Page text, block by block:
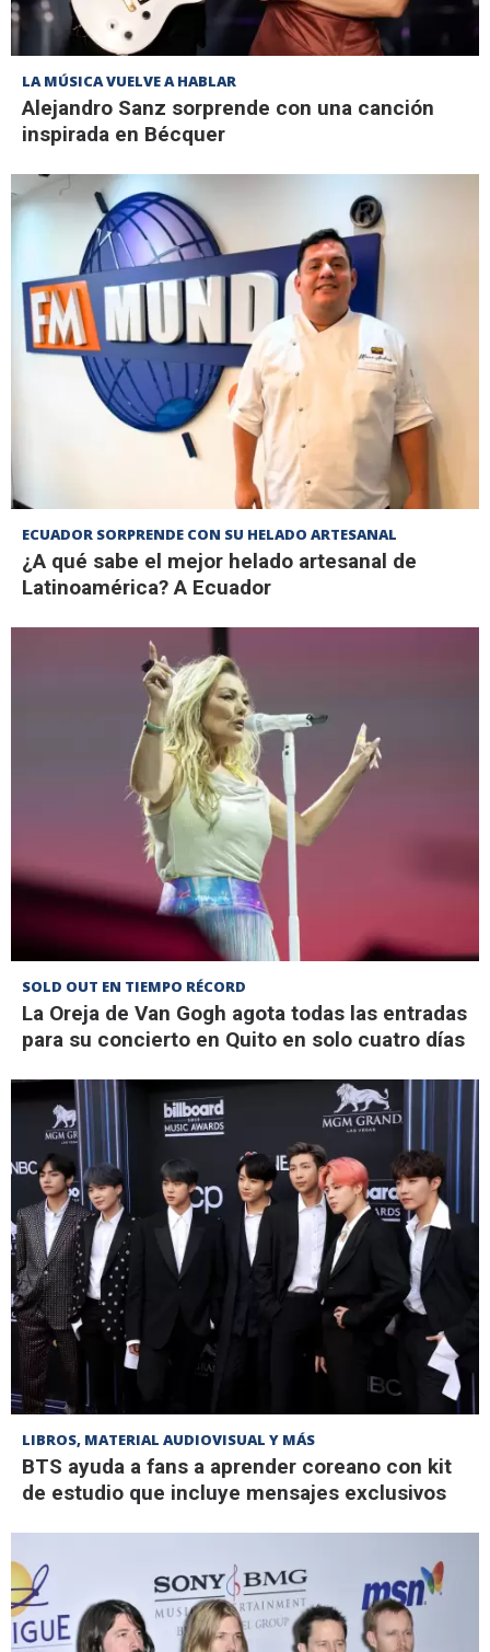
LA MÚSICA VUELVE A HABLAR
Alejandro Sanz sorprende con una canción
inspirada en Bécquer
ECUADOR SORPRENDE CON SU HELADO ARTESANAL
¿A qué sabe el mejor helado artesanal de
Latinoamérica? A Ecuador
SOLD OUT EN TIEMPO RÉCORD
La Oreja de Van Gogh agota todas las entradas
para su concierto en Quito en solo cuatro días
LIBROS, MATERIAL AUDIOVISUAL Y MÁS
BTS ayuda a fans a aprender coreano con kit
de estudio que incluye mensajes exclusivos